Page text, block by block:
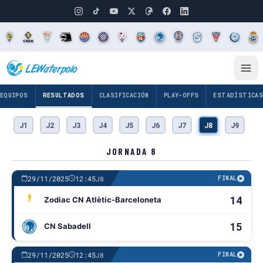
EQUIPOS RESULTADOS CLASIFICACIÓN PLAY-OFFS ESTADÍSTICAS
J1 J2 J3 J4 J5 J6 J7 J8 J9
JORNADA 8
29/11/2025 12:45J8 FINAL
Zodiac CN Atlètic-Barceloneta 14
CN Sabadell 15
29/11/2025 12:45J8 FINAL